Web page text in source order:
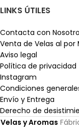
LINKS ÚTILES
Contacta con
Venta de Velas al por
Aviso legal
Política de privacidad
Instagram
Condiciones
Envío y Entrega
Derecho de
Velas y Aromas